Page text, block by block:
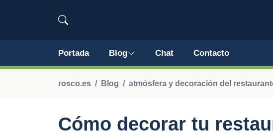
Portada Blog Chat Contacto
rosco.es Blog atmósfera y decoración del
Cómo decorar tu